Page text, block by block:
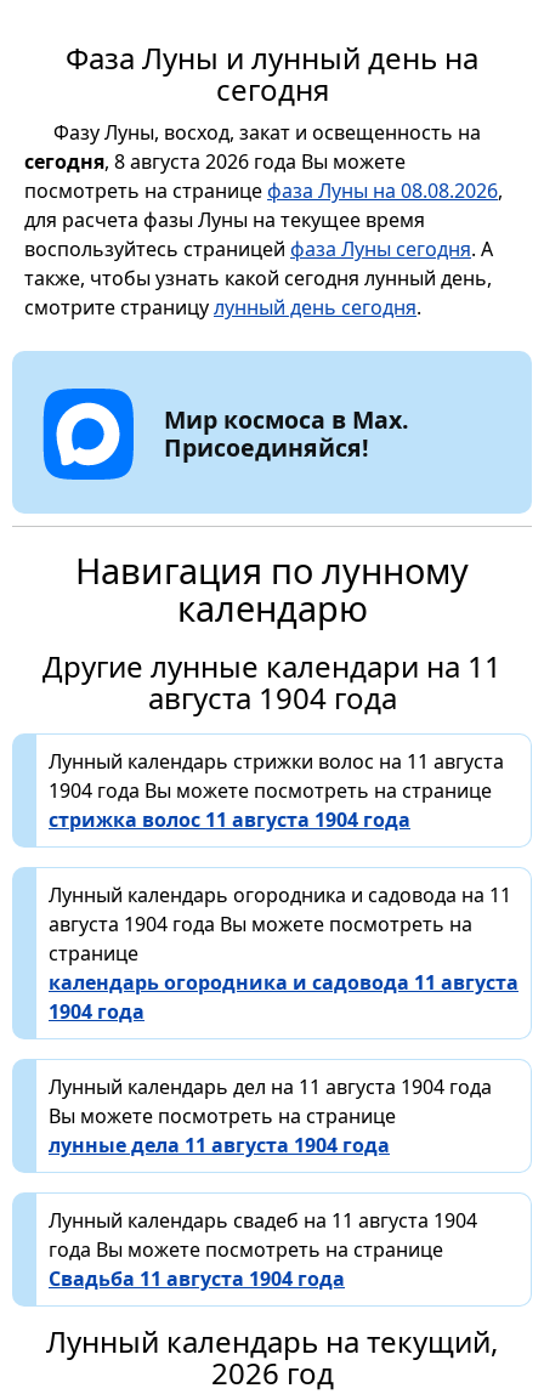
Фаза Луны и лунный день на
сегодня
Фазу Луны, восход, закат и освещенность на
сегодня, 8 августа 2026 года Вы можете
посмотреть на страницефаза Луны на 08.08.2026,
для расчета фазы Луны на текущее время
воспользуйтесь страницей фаза Луны сегодня. А
также, чтобы узнать какой сегодня лунный день,
смотрите страницулунный день сегодня.
Мир космоса в Max.
Присоединяйся!
Навигация по лунному
календарю
Другие лунные календари на 11
августа 1904 года
Лунный календарь стрижки волос на 11 августа
1904 года Вы можете посмотреть на странице
стрижка волос 11 августа 1904 года
Лунный календарь огородника и садовода на 11
августа 1904 года Вы можете посмотреть на
странице
календарь огородника и садовода 11 августа
1904 года
Лунный календарь дел на 11 августа 1904 года
Вы можете посмотреть на странице
лунные дела 11 августа 1904 года
Лунный календарь свадеб на 11 августа 1904
года Вы можете посмотреть на странице
Свадьба 11 августа 1904 года
Лунный календарь на текущий,
2026 год